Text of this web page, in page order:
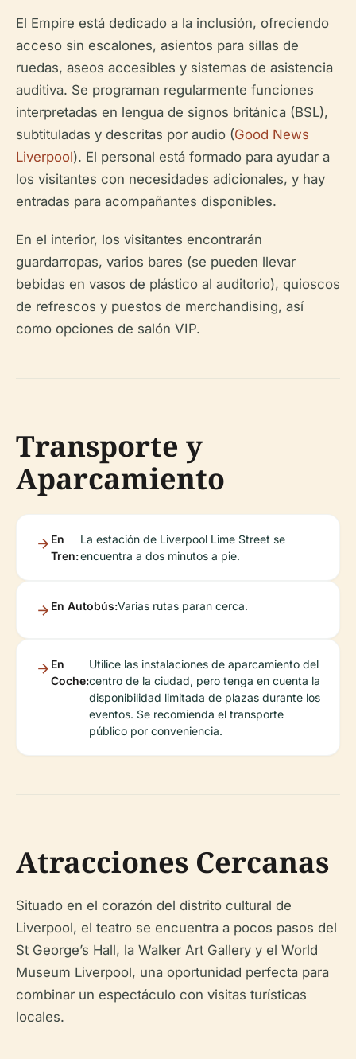
El Empire está dedicado a la inclusión, ofreciendo
acceso sin escalones, asientos para sillas de
ruedas, aseos accesibles y sistemas de asistencia
auditiva. Se programan regularmente funciones
interpretadas en lengua de signos británica (BSL),
subtituladas y descritas por audio (Good News
Liverpool). El personal está formado para ayudar a
los visitantes con necesidades adicionales, y hay
entradas para acompañantes disponibles.
En el interior, los visitantes encontrarán
guardarropas, varios bares (se pueden llevar
bebidas en vasos de plástico al auditorio), quioscos
de refrescos y puestos de merchandising, así
como opciones de salón VIP.
Transporte y
Aparcamiento
En
Tren:
La estación de Liverpool Lime Street se
encuentra a dos minutos a pie.
En Autobús:Varias rutas paran cerca.
En
Coche:
Utilice las instalaciones de aparcamiento del
centro de la ciudad, pero tenga en cuenta la
disponibilidad limitada de plazas durante los
eventos. Se recomienda el transporte
público por conveniencia.
Atracciones Cercanas
Situado en el corazón del distrito cultural de
Liverpool, el teatro se encuentra a pocos pasos del
St George’s Hall, la Walker Art Gallery y el World
Museum Liverpool, una oportunidad perfecta para
combinar un espectáculo con visitas turísticas
locales.